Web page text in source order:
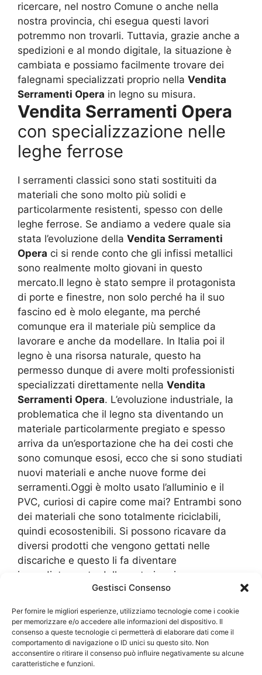
Gestisci Consenso
Per fornire le migliori esperienze, utilizziamo tecnologie come i cookie
per memorizzare e/o accedere alle informazioni del dispositivo. Il
consenso a queste tecnologie ci permetterà di elaborare dati come il
comportamento di navigazione o ID unici su questo sito. Non
acconsentire o ritirare il consenso può influire negativamente su alcune
caratteristiche e funzioni.
ricercare, nel nostro Comune o anche nella
nostra provincia, chi esegua questi lavori
potremmo non trovarli. Tuttavia, grazie anche a
spedizioni e al mondo digitale, la situazione è
cambiata e possiamo facilmente trovare dei
falegnami specializzati proprio nella Vendita
Serramenti Opera in legno su misura.
Vendita Serramenti Opera
con specializzazione nelle
leghe ferrose
I serramenti classici sono stati sostituiti da
materiali che sono molto più solidi e
particolarmente resistenti, spesso con delle
leghe ferrose. Se andiamo a vedere quale sia
stata l’evoluzione della Vendita Serramenti
Opera ci si rende conto che gli infissi metallici
sono realmente molto giovani in questo
mercato.Il legno è stato sempre il protagonista
di porte e finestre, non solo perché ha il suo
fascino ed è molo elegante, ma perché
comunque era il materiale più semplice da
lavorare e anche da modellare. In Italia poi il
legno è una risorsa naturale, questo ha
permesso dunque di avere molti professionisti
specializzati direttamente nella Vendita
Serramenti Opera. L’evoluzione industriale, la
problematica che il legno sta diventando un
materiale particolarmente pregiato e spesso
arriva da un’esportazione che ha dei costi che
sono comunque esosi, ecco che si sono studiati
nuovi materiali e anche nuove forme dei
serramenti.Oggi è molto usato l’alluminio e il
PVC, curiosi di capire come mai? Entrambi sono
dei materiali che sono totalmente riciclabili,
quindi ecosostenibili. Si possono ricavare da
diversi prodotti che vengono gettati nelle
discariche e questo li fa diventare
immediatamente delle materie prime
secondarie che hanno dei costi bassi e dove le
prodotti finiti, molto convenienti.Questo forse è
uno dei punti principali nellaVendita
Serramenti Operain alluminio o in PVC che ha
convinto tanti utenti a preferirli a diversi